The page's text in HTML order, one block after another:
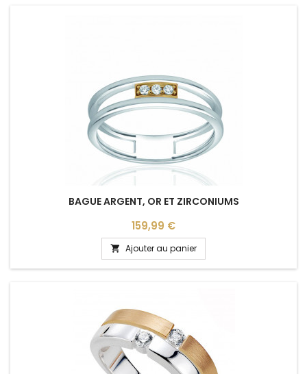
BAGUE ARGENT, OR ET ZIRCONIUMS
Prix
159,99 €
 Ajouter au panier